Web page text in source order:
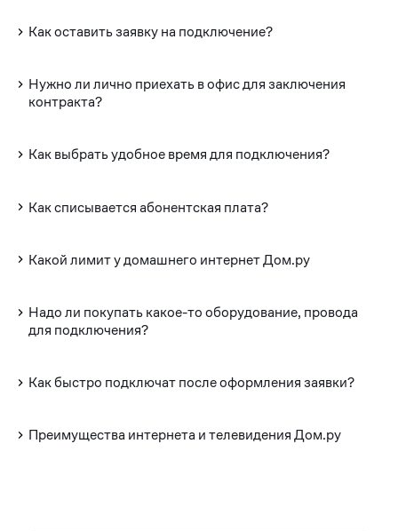
Как оставить заявку на подключение?
Нужно ли лично приехать в офис для заключения
контракта?
Как выбрать удобное время для подключения?
Как списывается абонентская плата?
Какой лимит у домашнего интернет Дом.ру
Надо ли покупать какое-то оборудование, провода
для подключения?
Как быстро подключат после оформления заявки?
Преимущества интернета и телевидения Дом.ру